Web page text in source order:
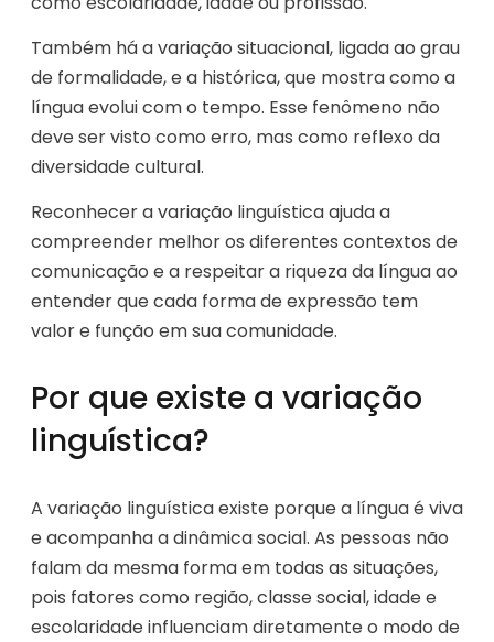
Também há a variação situacional, ligada ao grau
de formalidade, e a histórica, que mostra como a
língua evolui com o tempo. Esse fenômeno não
deve ser visto como erro, mas como reflexo da
diversidade cultural.
Reconhecer a variação linguística ajuda a
compreender melhor os diferentes contextos de
comunicação e a respeitar a riqueza da língua ao
entender que cada forma de expressão tem
valor e função em sua comunidade.
Por que existe a variação
linguística?
A variação linguística existe porque a língua é viva
e acompanha a dinâmica social. As pessoas não
falam da mesma forma em todas as situações,
pois fatores como região, classe social, idade e
escolaridade influenciam diretamente o modo de